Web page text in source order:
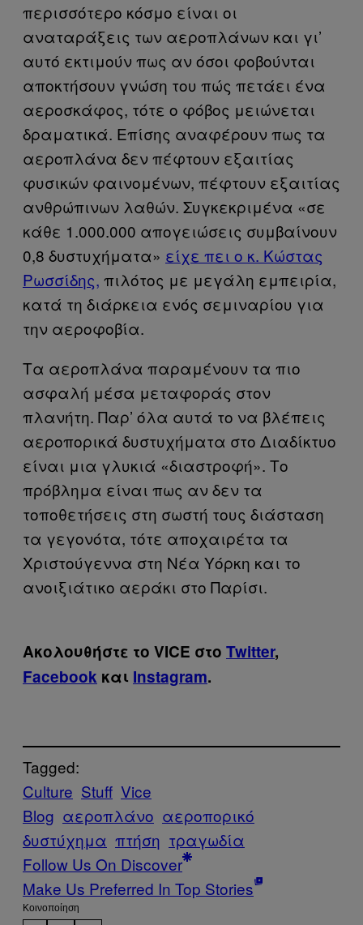
περισσότερο κόσμο είναι οι
αναταράξεις των αεροπλάνων και γι’
αυτό εκτιμούν πως αν όσοι φοβούνται
αποκτήσουν γνώση του πώς πετάει ένα
αεροσκάφος, τότε ο φόβος μειώνεται
δραματικά. Επίσης αναφέρουν πως τα
αεροπλάνα δεν πέφτουν εξαιτίας
φυσικών φαινομένων, πέφτουν εξαιτίας
ανθρώπινων λαθών. Συγκεκριμένα «σε
κάθε 1.000.000 απογειώσεις συμβαίνουν
0,8 δυστυχήματα» είχε πει ο κ. Κώστας
Ρωσσίδης, πιλότος με μεγάλη εμπειρία,
κατά τη διάρκεια ενός σεμιναρίου για
την αεροφοβία.
Τα αεροπλάνα παραμένουν τα πιο
ασφαλή μέσα μεταφοράς στον
πλανήτη. Παρ’ όλα αυτά το να βλέπεις
αεροπορικά δυστυχήματα στο Διαδίκτυο
είναι μια γλυκιά «διαστροφή». Το
πρόβλημα είναι πως αν δεν τα
τοποθετήσεις στη σωστή τους διάσταση
τα γεγονότα, τότε αποχαιρέτα τα
Χριστούγεννα στη Νέα Υόρκη και το
ανοιξιάτικο αεράκι στο Παρίσι.
Ακολουθήστε το VICE στο Twitter,
Facebook και Instagram.
Tagged:
Culture Stuff Vice
Blog αεροπλάνο αεροπορικό
δυστύχημα πτήση τραγωδία
Follow Us On Discover
Make Us Preferred In Top Stories
Kοινοποίηση